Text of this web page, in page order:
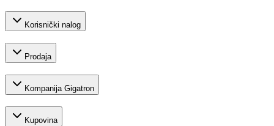
Korisnički nalog
Prodaja
Kompanija Gigatron
Kupovina